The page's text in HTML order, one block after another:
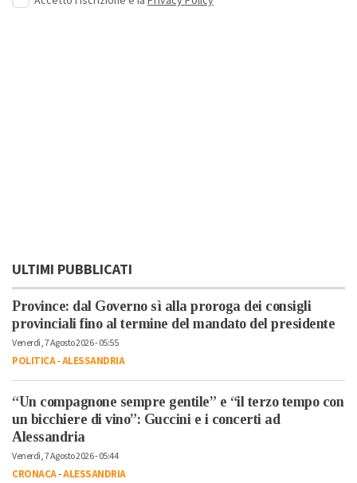
ULTIMI PUBBLICATI
Province: dal Governo sì alla proroga dei consigli
provinciali fino al termine del mandato del presidente
Venerdì, 7 Agosto 2026 - 05:55
POLITICA-ALESSANDRIA
“Un compagnone sempre gentile” e “il terzo tempo con
un bicchiere di vino”: Guccini e i concerti ad
Alessandria
Venerdì, 7 Agosto 2026 - 05:44
CRONACA-ALESSANDRIA